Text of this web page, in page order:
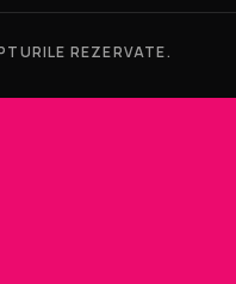
REZERVATE.